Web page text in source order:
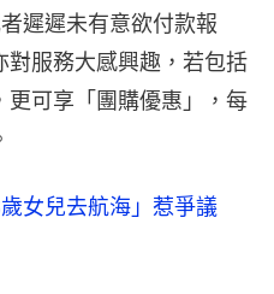
遲遲未有意欲付款報
服務大感興趣，若包括
可享「團購優惠」，每
女兒去航海」惹爭議